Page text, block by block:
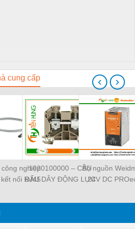
cung cấp
nghiệp
nối RJ45
1020100000 – CẦU
ĐẤU DÂY ĐỘNG LỰC
WEIDMULLER –
Bộ nguồn
24V DC
‹ ›